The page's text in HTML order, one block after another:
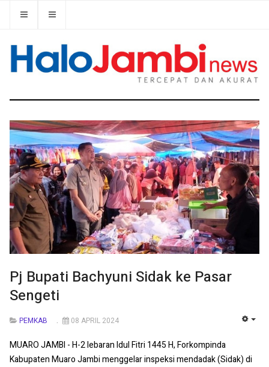
Pj Bupati Bachyuni Sidak ke Pasar
Sengeti
PEMKAB 08 APRIL 2024
MUARO JAMBI - H-2 lebaran Idul Fitri 1445 H, Forkompinda
Kabupaten Muaro Jambi menggelar inspeksi mendadak (Sidak) di